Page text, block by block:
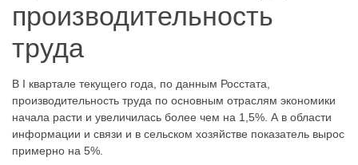
производительность
труда
В I квартале текущего года, по данным Росстата,
производительность труда по основным отраслям экономики
начала расти и увеличилась более чем на 1,5%. А в области
информации и связи и в сельском хозяйстве показатель вырос
примерно на 5%.